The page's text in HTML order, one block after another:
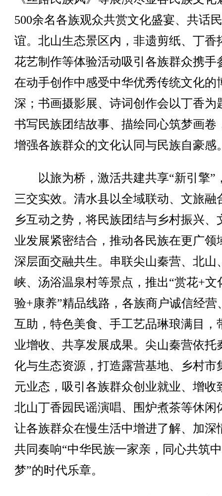
500余名各族观众共赏文化盛宴、共话
谊。北山生态景区内，非遗剪纸、丁香
花艺制作等体验活动吸引各族群众携手
在动手创作中感受中华优秀传统文化的
深；书画摄影展、诗词创作会以丁香为
书写民族团结故事、描绘同心筑梦画卷
增强各族群众的文化认同与民族自豪感
以旅为桥，激活共建共享“新引擎”
三交实效。清水县以全域联动、文旅融
乡互动之势，将民族团结与乡村振兴、
业发展紧密结合，推动各民族在更广领
深层面交融共生。串联尖山秦营、北山
峡、汤浴温泉村等景点，推出“赏花+文
验+康养”精品线路，各族商户诚信经营
互助，特色美食、手工艺品琳琅满目，
业增收、共享发展成果。尖山秦营依托
化与生态资源，打造露营基地、乡村市
元业态，吸引各族群众创业就业、增收
北山丁香园民谣演唱、围炉煮茶等休闲
让各族群众在慢生活中增进了解、加深
共同奏响“中华民族一家亲，同心共筑
梦”的时代乐章。